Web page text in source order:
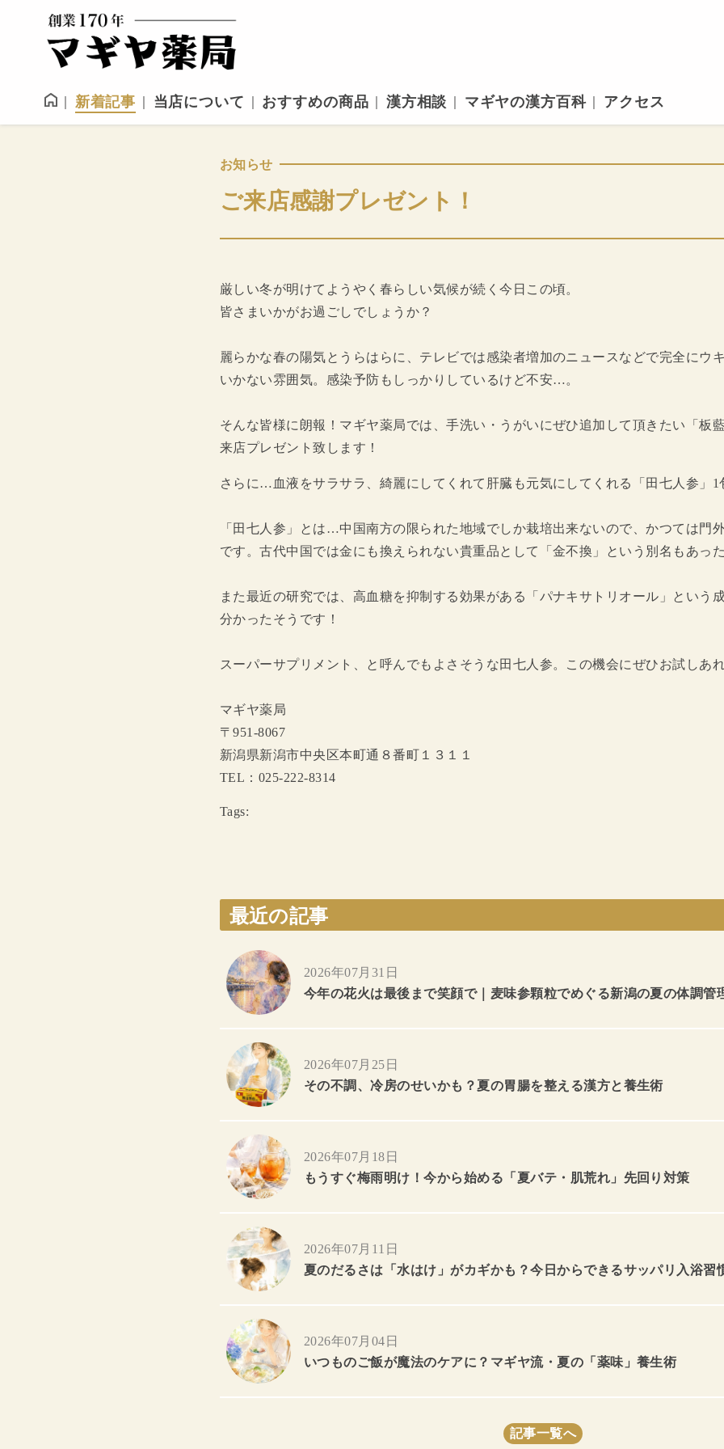
新着記事 当店について おすすめの商品 漢方相談 マギヤの漢方百科 アクセス
ご来店感謝プレゼント！
お知らせ
厳しい冬が明けてようやく春らしい気候が続く今日この頃。
皆さまいかがお過ごしでしょうか？
麗らかな春の陽気とうらはらに、テレビでは感染者増加のニュースなどで完全にウ
いかない雰囲気。感染予防もしっかりしているけど不安…。
そんな皆様に朗報！マギヤ薬局では、手洗い・うがいにぜひ追加して頂きたい「板
来店プレゼント致します！
さらに…血液をサラサラ、綺麗にしてくれて肝臓も元気にしてくれる「田七人参」1
「田七人参」とは…中国南方の限られた地域でしか栽培出来ないので、かつては門
です。古代中国では金にも換えられない貴重品として「金不換」という別名もあっ
また最近の研究では、高血糖を抑制する効果がある「パナキサトリオール」という
分かったそうです！
スーパーサプリメント、と呼んでもよさそうな田七人参。この機会にぜひお試しあ
マギヤ薬局
〒951-8067
新潟県新潟市中央区本町通８番町１３１１
TEL：025-222-8314
Tags:
最近の記事
2026年07月31日
今年の花火は最後まで笑顔で｜麦味参顆粒でめぐる新潟の夏の体調管
2026年07月25日
その不調、冷房のせいかも？夏の胃腸を整える漢方と養生術
2026年07月18日
もうすぐ梅雨明け！今から始める「夏バテ・肌荒れ」先回り対策
2026年07月11日
夏のだるさは「水はけ」がカギかも？今日からできるサッパリ入浴習
2026年07月04日
いつものご飯が魔法のケアに？マギヤ流・夏の「薬味」養生術
記事一覧へ